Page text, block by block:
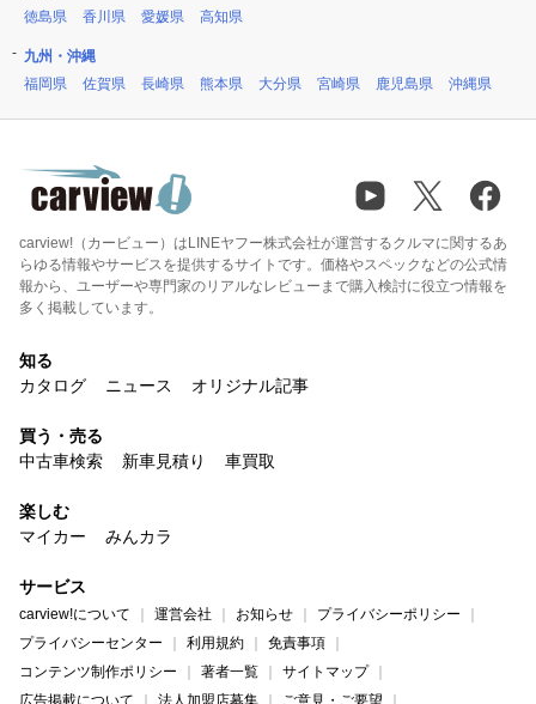
徳島県
香川県 愛媛県 高知県
九州・沖縄
福岡県
佐賀県 長崎県 熊本県 大分県 宮崎県 鹿児島県 沖縄県
carview!（カービュー）はLINEヤフー株式会社が運営するクルマに関するあ
らゆる情報やサービスを提供するサイトです。価格やスペックなどの公式情
報から、ユーザーや専門家のリアルなレビューまで購入検討に役立つ情報を
多く掲載しています。
知る
カタログ
ニュース オリジナル記事
買う・売る
中古車検索
新車見積り 車買取
楽しむ
マイカー
みんカラ
サービス
carview!について 運営会社 お知らせ
プライバシーポリシー
プライバシーセンター
利用規約
免責事項
コンテンツ制作ポリシー
著者一覧
サイトマップ
広告掲載について
法人加盟店募集 ご意見・ご要望